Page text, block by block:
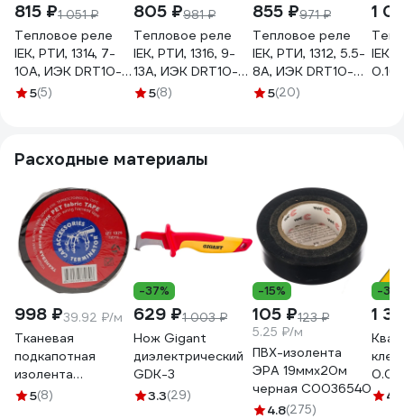
815 ₽1 051 ₽
Тепловое реле
IEK, РТИ, 1314, 7-
10А, ИЭК DRT10-
0007-0010
5(5)
805 ₽981 ₽
Тепловое реле
IEK, РТИ, 1316, 9-
13А, ИЭК DRT10-
0009-0013
5(8)
855 ₽971 ₽
Тепловое реле
IEK, РТИ, 1312, 5.5-
8А, ИЭК DRT10-
D055-0008
5(20)
1
IEK,
0.16
Расходные материалы
998 ₽39.92 ₽/м
Тканевая
подкапотная
изолента
Terminator Izt
5(8)
-37%
629 ₽1 003 ₽
Нож Gigant
диэлектрический
GDK-3
3.3(29)
-15%
105 ₽123 ₽
5.25 ₽/м
ПВХ-изолента
ЭРА 19ммх20м
черная C0036540
4.8(275)
-
1
19-10
4.8